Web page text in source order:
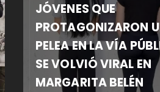
JÓVENES QUE
PROTAGONIZARON
PELEA EN LA VÍA
SE VOLVIÓ VIRAL EN
MARGARITA BELÉN